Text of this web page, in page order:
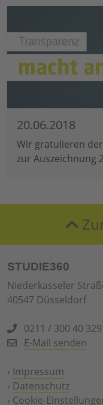
20.06.2018
Wir gratulieren
zur Auszeichnung
STUDIE360
Niederkasseler
40547 Düsseldorf
0211 / 300 40 329
E-Mail senden
› Impressum
› Datenschutz
› Cookie-